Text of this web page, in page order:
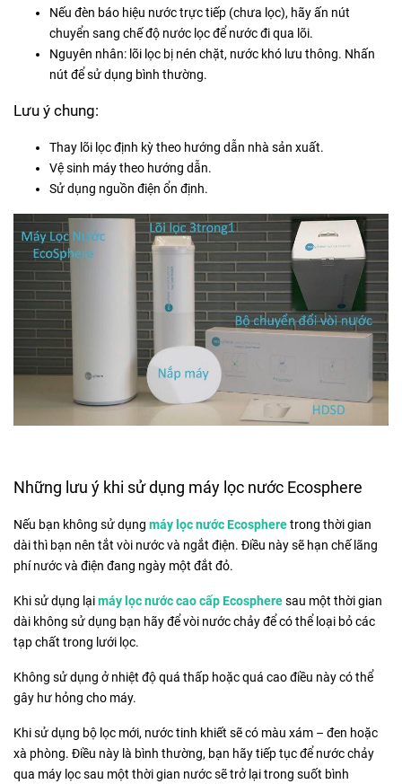
Nếu đèn báo hiệu nước trực tiếp (chưa lọc), hãy ấn nút
chuyển sang chế độ nước lọc để nước đi qua lõi.
Nguyên nhân: lõi lọc bị nén chặt, nước khó lưu thông. Nhấn
nút để sử dụng bình thường.
Lưu ý chung:
Thay lõi lọc định kỳ theo hướng dẫn nhà sản xuất.
Vệ sinh máy theo hướng dẫn.
Sử dụng nguồn điện ổn định.
Những lưu ý khi sử dụng máy lọc nước Ecosphere
Nếu bạn không sử dụng máy lọc nước Ecospheretrong thời gian
dài thì bạn nên tắt vòi nước và ngắt điện. Điều này sẽ hạn chế lãng
phí nước và điện đang ngày một đắt đỏ.
Khi sử dụng lạimáy lọc nước cao cấp Ecospheresau một thời gian
dài không sử dụng bạn hãy để vòi nước chảy để có thể loại bỏ các
tạp chất trong lưới lọc.
Không sử dụng ở nhiệt độ quá thấp hoặc quá cao điều này có thể
gây hư hỏng cho máy.
Khi sử dụng bộ lọc mới, nước tinh khiết sẽ có màu xám – đen hoặc
xà phòng. Điều này là bình thường, bạn hãy tiếp tục để nước chảy
qua máy lọc sau một thời gian nước sẽ trở lại trong suốt bình